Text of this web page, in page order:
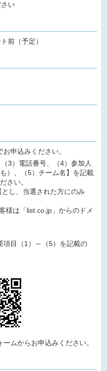
い
前（予定）
申込みください。
3）電話番号、（4）参加人
）、（5）チーム名】を記載
さい。
し、当選された方にのみ
様は「list.co.jp」からのドメ
項目（1）～（5）を記載の
ムからお申込みください。